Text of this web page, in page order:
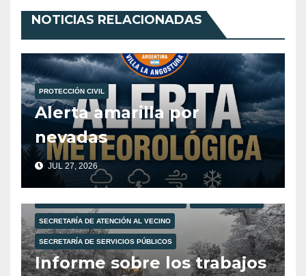
NOTICIAS RELACIONADAS
PROTECCIÓN CIVIL
Alerta amarilla por
nevadas
JUL 27, 2026
SECRETARÍA DE ATENCIÓN AL VECINO
SECRETARÍA DE SERVICIOS PÚBLICOS
Informe sobre los trabajos